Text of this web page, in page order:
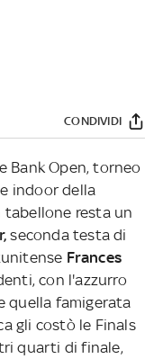
CONDIVIDI
Bank Open, torneo
indoor della
tabellone resta un
seconda testa di
Frances
con l'azzurro
quella famigerata
gli costò le Finals
quarti di finale,